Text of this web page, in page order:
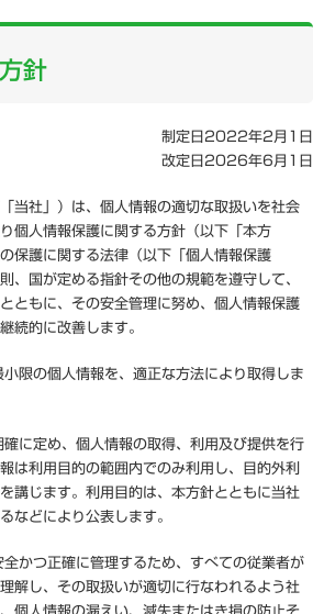
針
制定日2022年2月1日
改定日2026年6月1日
当社」）は、個人情報の適切な取扱いを社会
個人情報保護に関する方針（以下「本方
保護に関する法律（以下「個人情報保護
、国が定める指針その他の規範を遵守して、
ともに、その安全管理に努め、個人情報保護
続的に改善します。
限の個人情報を、適正な方法により取得しま
に定め、個人情報の取得、利用及び提供を行
は利用目的の範囲内でのみ利用し、目的外利
講じます。利用目的は、本方針とともに当社
などにより公表します。
かつ正確に管理するため、すべての従業者が
解し、その取扱いが適切に行なわれるよう社